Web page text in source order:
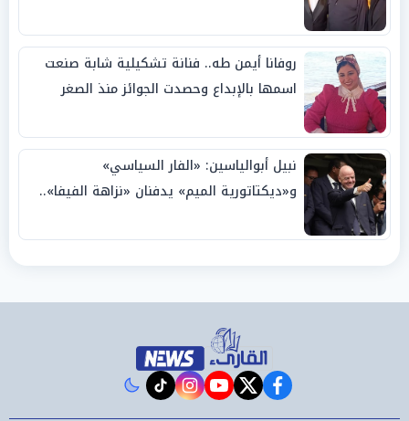
روفانا أيمن طه.. فنانة تشكيلية شابة صنعت
اسمها بالإبداع وحصدت الجوائز منذ الصغر
نبيل أبوالياسين: «الفار السياسي»
و«ديكتاتورية الميم» يدفنان «نزاهة الفيفا»..
facebook
twitter
youtube
instagram
tiktok